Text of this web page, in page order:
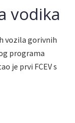
vodika
vozila gorivnih
programa
je prvi FCEV s